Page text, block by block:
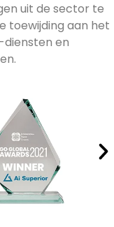
uit de sector te
toewijding aan het
diensten en